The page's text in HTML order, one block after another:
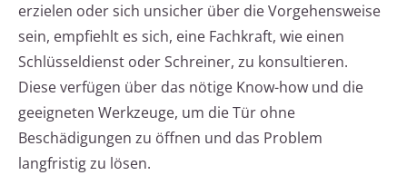
erzielen oder sich unsicher über die Vorgehensweise
sein, empfiehlt es sich, eine Fachkraft, wie einen
Schlüsseldienst oder Schreiner, zu konsultieren.
Diese verfügen über das nötige Know-how und die
geeigneten Werkzeuge, um die Tür ohne
Beschädigungen zu öffnen und das Problem
langfristig zu lösen.